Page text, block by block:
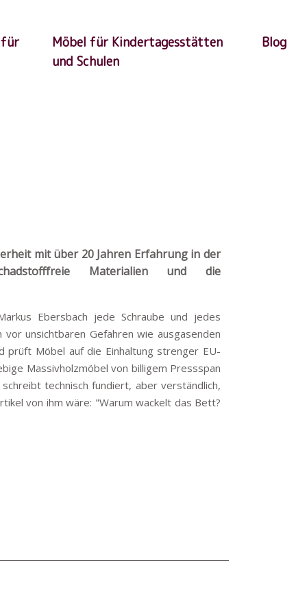
für
Möbel für Kindertagesstätten
und Schulen
Blog
mit über 20 Jahren Erfahrung in der
Materialien und die
Ebersbach jede Schraube und jedes
unsichtbaren Gefahren wie ausgasenden
prüft Möbel auf die Einhaltung strenger EU-
Massivholzmöbel von billigem Pressspan
technisch fundiert, aber verständlich,
von ihm wäre: "Warum wackelt das Bett?